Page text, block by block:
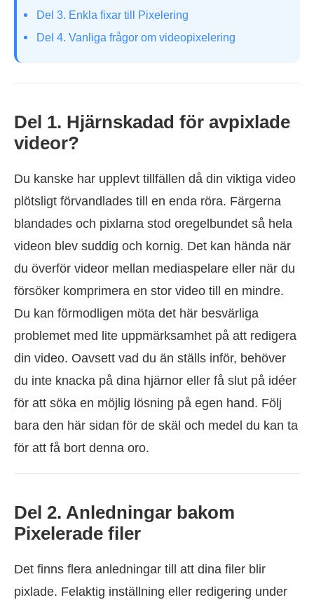
Del 3. Enkla fixar till Pixelering
Del 4. Vanliga frågor om videopixelering
Del 1. Hjärnskadad för avpixlade
videor?
Du kanske har upplevt tillfällen då din viktiga video
plötsligt förvandlades till en enda röra. Färgerna
blandades och pixlarna stod oregelbundet så hela
videon blev suddig och kornig. Det kan hända när
du överför videor mellan mediaspelare eller när du
försöker komprimera en stor video till en mindre.
Du kan förmodligen möta det här besvärliga
problemet med lite uppmärksamhet på att redigera
din video. Oavsett vad du än ställs inför, behöver
du inte knacka på dina hjärnor eller få slut på idéer
för att söka en möjlig lösning på egen hand. Följ
bara den här sidan för de skäl och medel du kan ta
för att få bort denna oro.
Del 2. Anledningar bakom
Pixelerade filer
Det finns flera anledningar till att dina filer blir
pixlade. Felaktig inställning eller redigering under